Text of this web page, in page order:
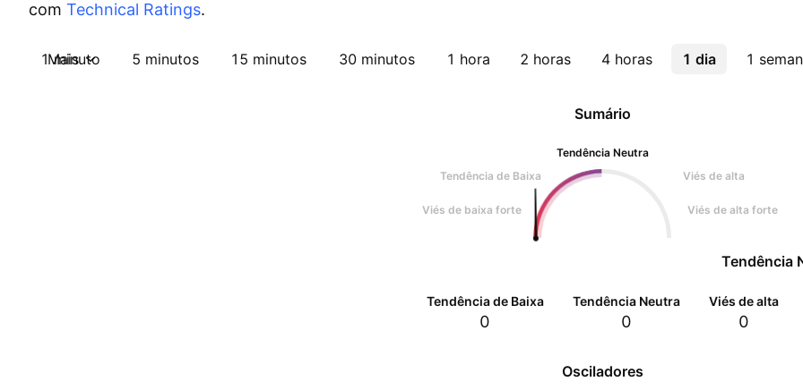
com Technical Ratings.
1 minuto 5 minutos 15 minutos 30 minutos 1 hora 2 horas 4 horas 1 dia 1
Mais
Osciladores
Sumário
Tendência Neutra
Tendência de Baixa
Viés de alta
Viés de baixa forte Viés de alta forte
Tendência
Tendência de Baixa
0
Tendência Neutra
0
Viés de alta
0